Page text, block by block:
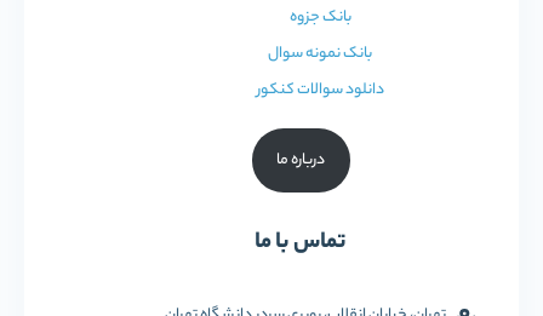
بانک جزوه
بانک نمونه سوال
دانلود سوالات کنکور
درباره ما
تماس با ما